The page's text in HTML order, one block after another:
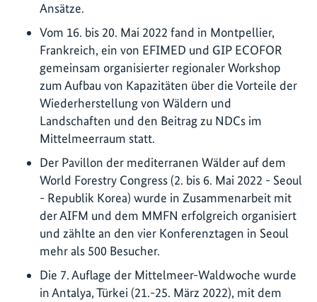
Ansätze.
Vom 16. bis 20. Mai 2022 fand in Montpellier,
Frankreich, ein von EFIMED und GIP ECOFOR
gemeinsam organisierter regionaler Workshop
zum Aufbau von Kapazitäten über die Vorteile der
Wiederherstellung von Wäldern und
Landschaften und den Beitrag zu NDCs im
Mittelmeerraum statt.
Der Pavillon der mediterranen Wälder auf dem
World Forestry Congress (2. bis 6. Mai 2022 - Seoul
- Republik Korea) wurde in Zusammenarbeit mit
der AIFM und dem MMFN erfolgreich organisiert
und zählte an den vier Konferenztagen in Seoul
mehr als 500 Besucher.
Die 7. Auflage der Mittelmeer-Waldwoche wurde
in Antalya, Türkei (21.-25. März 2022), mit dem